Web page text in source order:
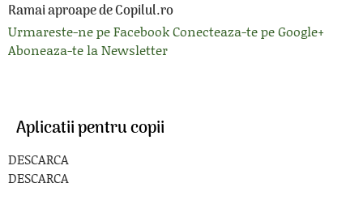
Ramai aproape de Copilul.ro
Urmareste-ne pe FacebookConecteaza-te pe Google+
Aboneaza-te la Newsletter
Aplicatii pentru copii
DESCARCA
DESCARCA